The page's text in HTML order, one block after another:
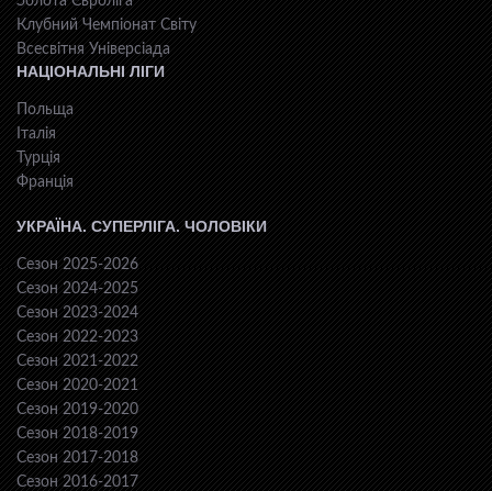
Клубний Чемпіонат Світу
Всесвiтня Унiверсiaда
НАЦІОНАЛЬНІ ЛІГИ
Польща
Італія
Турція
Франція
УКРАЇНА. СУПЕРЛІГА. ЧОЛОВІКИ
Сезон 2025-2026
Сезон 2024-2025
Сезон 2023-2024
Сезон 2022-2023
Сезон 2021-2022
Сезон 2020-2021
Сезон 2019-2020
Сезон 2018-2019
Сезон 2017-2018
Сезон 2016-2017